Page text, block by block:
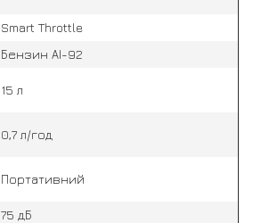
Smart Throttle
Бензин АІ-92
15 л
0,7 л/год
Портативний
75 дБ